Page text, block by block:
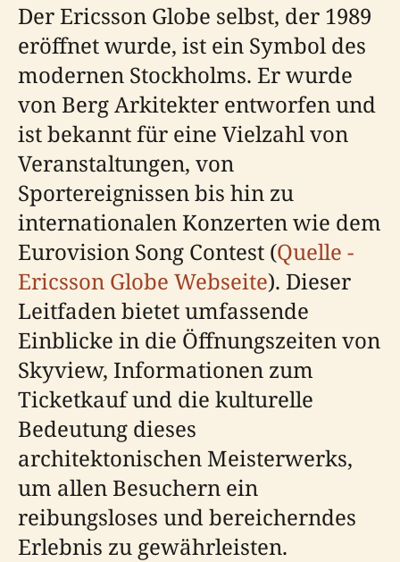
Der Ericsson Globe selbst, der 1989
eröffnet wurde, ist ein Symbol des
modernen Stockholms. Er wurde
von Berg Arkitekter entworfen und
ist bekannt für eine Vielzahl von
Veranstaltungen, von
Sportereignissen bis hin zu
internationalen Konzerten wie dem
Eurovision Song Contest (Quelle -
Ericsson Globe Webseite). Dieser
Leitfaden bietet umfassende
Einblicke in die Öffnungszeiten von
Skyview, Informationen zum
Ticketkauf und die kulturelle
Bedeutung dieses
architektonischen Meisterwerks,
um allen Besuchern ein
reibungsloses und bereicherndes
Erlebnis zu gewährleisten.